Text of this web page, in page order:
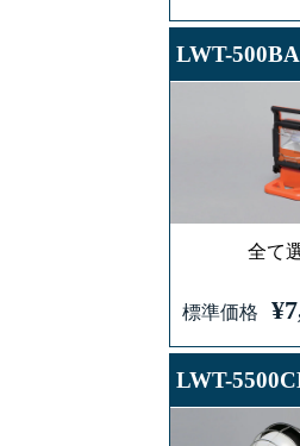
LWT-500BA
全て
標準価格
LWT-